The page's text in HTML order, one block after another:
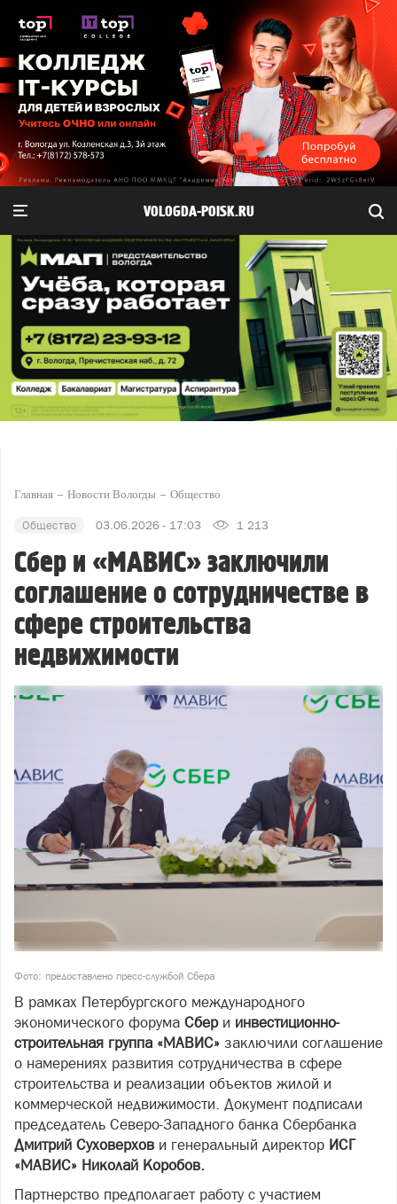
VOLOGDA-POISK.RU
Главная Новости Вологды Общество
Общество 03.06.2026 - 17:03 1 213
Сбер и «МАВИС» заключили
соглашение о сотрудничестве в
сфере строительства
недвижимости
Фото: предоставлено пресс-службой Сбера
В рамках Петербургского международного
экономического форума Сбери инвестиционно-
строительная группа «МАВИС» заключили соглашение
о намерениях развития сотрудничества в сфере
строительства и реализации объектов жилой и
коммерческой недвижимости. Документ подписали
председатель Северо-Западного банка Сбербанка
Дмитрий Суховерхов и генеральный директор ИСГ
«МАВИС» Николай Коробов.
Партнерство предполагает работу с участием